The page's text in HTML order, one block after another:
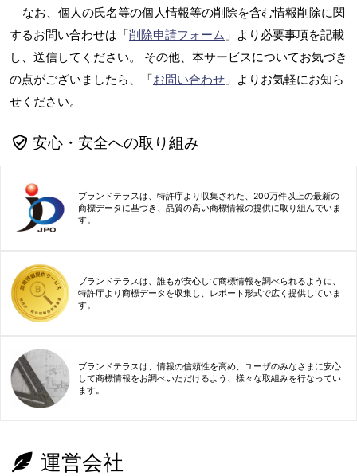
なお、個人の氏名等の個人情報等の削除を含む情報削除に関
するお問い合わせは「削除申請フォーム 」より必要事項を記載
し、送信してください。 その他、本サービスについてお気づき
の点がございましたら、「お問い合わせ 」よりお気軽にお知ら
せください。
安心・安全への取り組み
ブランドテラスは、特許庁より収集された、200万件以上の最新の
商標データに基づき、品質の高い商標情報の提供に取り組んでいま
す。
ブランドテラスは、誰もが安心して商標情報を調べられるように、
特許庁より商標データを収集し、レポート形式で広く提供していま
す。
ブランドテラスは、情報の信頼性を高め、ユーザのみなさまに安心
して商標情報をお調べいただけるよう、様々な取組みを行なってい
ます。
運営会社